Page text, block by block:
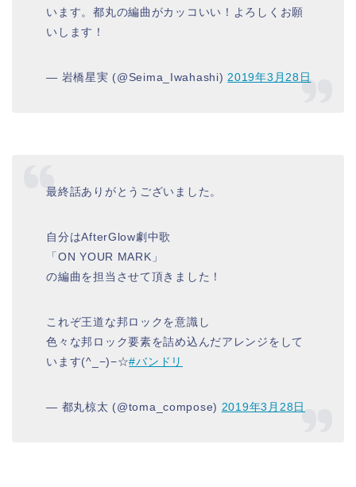
います。都丸の編曲がカッコいい！よろしくお願
いします！
— 岩橋星実 (@Seima_Iwahashi)2019年3月28日
最終話ありがとうございました。
自分はAfterGlow劇中歌
「ON YOUR MARK」
の編曲を担当させて頂きました！
これぞ王道な邦ロックを意識し
色々な邦ロック要素を詰め込んだアレンジをして
います(^_−)−☆#バンドリ
— 都丸椋太 (@toma_compose) 2019年3月28日